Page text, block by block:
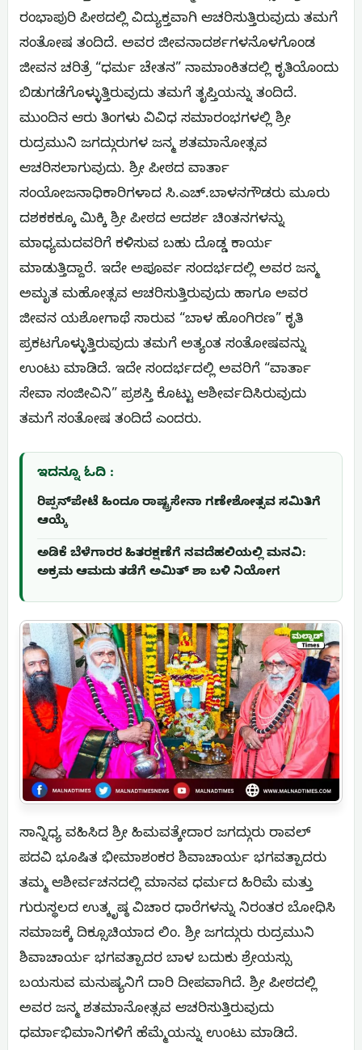
ರಂಭಾಪುರಿ ಪೀಠದಲ್ಲಿ ವಿದ್ಯುಕ್ತವಾಗಿ ಆಚರಿಸುತ್ತಿರುವುದು ತಮಗೆ
ಸಂತೋಷ ತಂದಿದೆ. ಅವರ ಜೀವನಾದರ್ಶಗಳನೊಳಗೊಂಡ
ಜೀವನ ಚರಿತ್ರೆ “ಧರ್ಮ ಚೇತನ” ನಾಮಾಂಕಿತದಲ್ಲಿ ಕೃತಿಯೊಂದು
ಬಿಡುಗಡೆಗೊಳ್ಳುತ್ತಿರುವುದು ತಮಗೆ ತೃಪ್ತಿಯನ್ನು ತಂದಿದೆ.
ಮುಂದಿನ ಆರು ತಿಂಗಳು ವಿವಿಧ ಸಮಾರಂಭಗಳಲ್ಲಿ ಶ್ರೀ
ರುದ್ರಮುನಿ ಜಗದ್ಗುರುಗಳ ಜನ್ಮ ಶತಮಾನೋತ್ಸವ
ಆಚರಿಸಲಾಗುವುದು. ಶ್ರೀ ಪೀಠದ ವಾರ್ತಾ
ಸಂಯೋಜನಾಧಿಕಾರಿಗಳಾದ ಸಿ.ಎಚ್.ಬಾಳನಗೌಡರು ಮೂರು
ದಶಕಕಕ್ಕೂ ಮಿಕ್ಕಿ ಶ್ರೀ ಪೀಠದ ಆದರ್ಶ ಚಿಂತನಗಳನ್ನು
ಮಾಧ್ಯಮದವರಿಗೆ ಕಳಿಸುವ ಬಹು ದೊಡ್ಡ ಕಾರ್ಯ
ಮಾಡುತ್ತಿದ್ದಾರೆ. ಇದೇ ಅಪೂರ್ವ ಸಂದರ್ಭದಲ್ಲಿ ಅವರ ಜನ್ಮ
ಅಮೃತ ಮಹೋತ್ಸವ ಆಚರಿಸುತ್ತಿರುವುದು ಹಾಗೂ ಅವರ
ಜೀವನ ಯಶೋಗಾಥೆ ಸಾರುವ “ಬಾಳ ಹೊಂಗಿರಣ” ಕೃತಿ
ಪ್ರಕಟಗೊಳ್ಳುತ್ತಿರುವುದು ತಮಗೆ ಅತ್ಯಂತ ಸಂತೋಷವನ್ನು
ಉಂಟು ಮಾಡಿದೆ. ಇದೇ ಸಂದರ್ಭದಲ್ಲಿ ಅವರಿಗೆ “ವಾರ್ತಾ
ಸೇವಾ ಸಂಜೀವಿನಿ” ಪ್ರಶಸ್ತಿ ಕೊಟ್ಟು ಆಶೀರ್ವದಿಸಿರುವುದು
ತಮಗೆ ಸಂತೋಷ ತಂದಿದೆ ಎಂದರು.
ಇದನ್ನೂ ಓದಿ :
ರಿಪ್ಪನ್‌ಪೇಟೆ ಹಿಂದೂ ರಾಷ್ಟ್ರಸೇನಾ ಗಣೇಶೋತ್ಸವ ಸಮಿತಿಗೆ
ಆಯ್ಕೆ
ಅಡಿಕೆ ಬೆಳೆಗಾರರ ಹಿತರಕ್ಷಣೆಗೆ ನವದೆಹಲಿಯಲ್ಲಿ ಮನವಿ:
ಅಕ್ರಮ ಆಮದು ತಡೆಗೆ ಅಮಿತ್ ಶಾ ಬಳಿ ನಿಯೋಗ
ಸಾನ್ನಿಧ್ಯ ವಹಿಸಿದ ಶ್ರೀ ಹಿಮವತ್ಕೇದಾರ ಜಗದ್ಗುರು ರಾವಲ್
ಪದವಿ ಭೂಷಿತ ಭೀಮಾಶಂಕರ ಶಿವಾಚಾರ್ಯ ಭಗವತ್ಪಾದರು
ತಮ್ಮ ಆಶೀರ್ವಚನದಲ್ಲಿ ಮಾನವ ಧರ್ಮದ ಹಿರಿಮೆ ಮತ್ತು
ಗುರುಸ್ಥಲದ ಉತ್ಕೃಷ್ಠ ವಿಚಾರ ಧಾರೆಗಳನ್ನು ನಿರಂತರ ಬೋಧಿಸಿ
ಸಮಾಜಕ್ಕೆ ದಿಕ್ಸೂಚಿಯಾದ ಲಿಂ. ಶ್ರೀ ಜಗದ್ಗುರು ರುದ್ರಮುನಿ
ಶಿವಾಚಾರ್ಯ ಭಗವತ್ಪಾದರ ಬಾಳ ಬದುಕು ಶ್ರೇಯಸ್ಸು
ಬಯಸುವ ಮನುಷ್ಯನಿಗೆ ದಾರಿ ದೀಪವಾಗಿದೆ. ಶ್ರೀ ಪೀಠದಲ್ಲಿ
ಅವರ ಜನ್ಮ ಶತಮಾನೋತ್ಸವ ಆಚರಿಸುತ್ತಿರುವುದು
ಧರ್ಮಾಭಿಮಾನಿಗಳಿಗೆ ಹೆಮ್ಮೆಯನ್ನು ಉಂಟು ಮಾಡಿದೆ.